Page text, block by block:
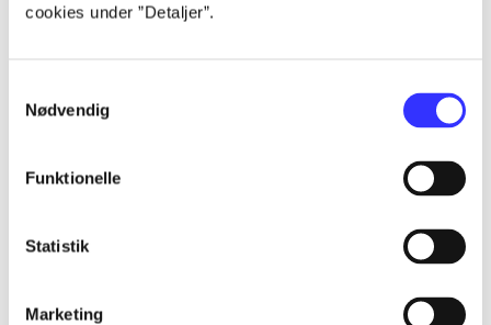
cookies under ”Detaljer”.
Nødvendig
Funktionelle
Statistik
Marketing
...
...